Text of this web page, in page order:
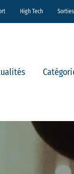
High Tech Sorties